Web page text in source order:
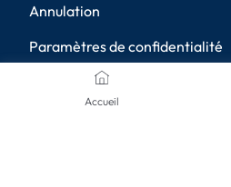
Accueil
Annulation
Paramètres de confidentialité
MÉTHODES DE PAIEMENT